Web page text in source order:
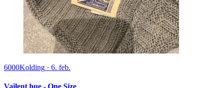
6000Kolding · 6. feb.
Vailent hue - One Size